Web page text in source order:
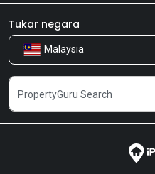
Produk kami
Kerjaya
Bilik Berita
Kongsi Maklum Balas
Tukar negara
Malaysia